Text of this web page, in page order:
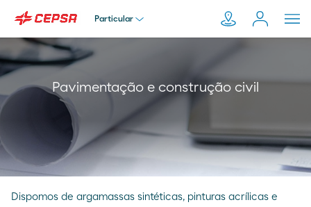
Particular
Pavimentação e construção civil
Dispomos de argamassas sintéticas, pinturas acrílicas e